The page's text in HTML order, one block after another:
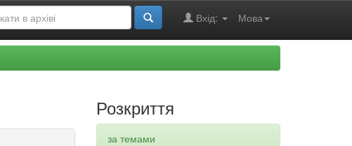
Мова
Вхід:
Розкриття
за темами